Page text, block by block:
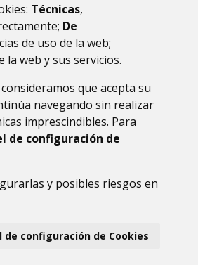
Técnicas,
De
de uso de la web;
web y sus servicios.
consideramos que acepta su
navegando sin realizar
imprescindibles. Para
de configuración de
y posibles riesgos en
de configuración de Cookies